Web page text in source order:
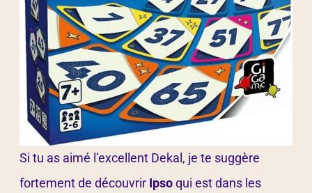
Si tu as aimé l’excellent Dekal, je te suggère
fortement de découvrir Ipsoqui est dans les